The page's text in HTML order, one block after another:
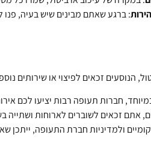
: ברגע שאתם מבינים שיש בעיה,
הנוסעים זכאים לפיצוי או שירותים
חברות תעופה רבות יציעו לכם
אתם זכאים לשוברים לארוחות ושתייה
ולמדיניות חברת התעופה, ייתכן